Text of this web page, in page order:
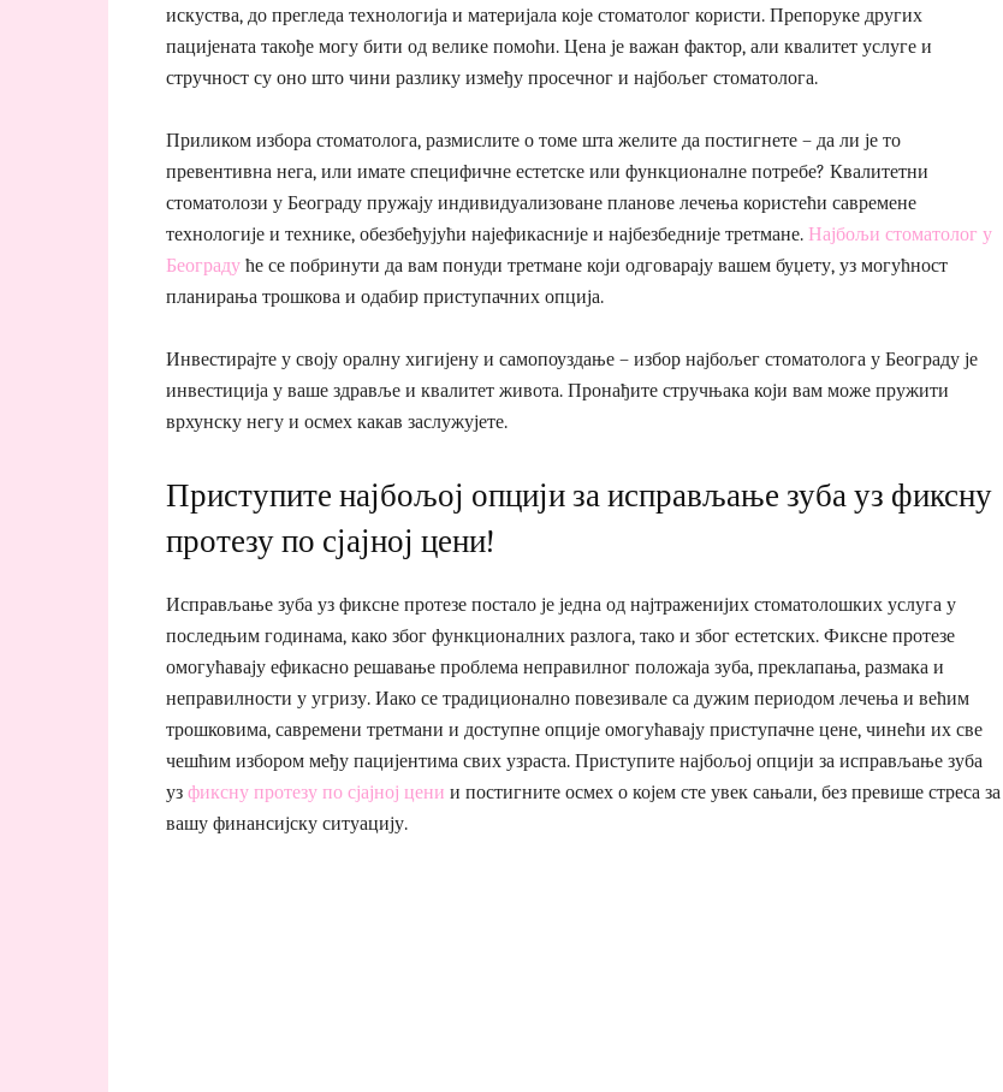
искуства, до прегледа технологија и материјала које стоматолог користи. Препоруке других
пацијената такође могу бити од велике помоћи. Цена је важан фактор, али квалитет услуге и
стручност су оно што чини разлику између просечног и најбољег стоматолога.
Приликом избора стоматолога, размислите о томе шта желите да постигнете – да ли је то
превентивна нега, или имате специфичне естетске или функционалне потребе? Квалитетни
стоматолози у Београду пружају индивидуализоване планове лечења користећи савремене
технологије и технике, обезбеђујући најефикасније и најбезбедније третмане. Најбољи стоматолог у
Београду ће се побринути да вам понуди третмане који одговарају вашем буџету, уз могућност
планирања трошкова и одабир приступачних опција.
Инвестирајте у своју оралну хигијену и самопоуздање – избор најбољег стоматолога у Београду је
инвестиција у ваше здравље и квалитет живота. Пронађите стручњака који вам може пружити
врхунску негу и осмех какав заслужујете.
Приступите најбољој опцији за исправљање зуба уз фиксну
протезу по сјајној цени!
Исправљање зуба уз фиксне протезе постало је једна од најтраженијих стоматолошких услуга у
последњим годинама, како због функционалних разлога, тако и због естетских. Фиксне протезе
омогућавају ефикасно решавање проблема неправилног положаја зуба, преклапања, размака и
неправилности у угризу. Иако се традиционално повезивале са дужим периодом лечења и већим
трошковима, савремени третмани и доступне опције омогућавају приступачне цене, чинећи их све
чешћим избором међу пацијентима свих узраста. Приступите најбољој опцији за исправљање зуба
уз фиксну протезу по сјајној цени и постигните осмех о којем сте увек сањали, без превише стреса за
вашу финансијску ситуацију.